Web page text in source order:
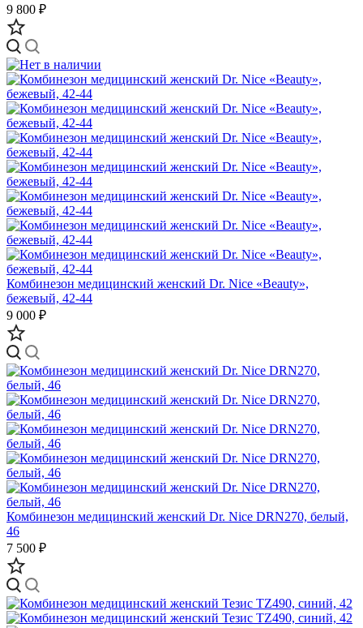
9 800 ₽
Комбинезон медицинский женский Dr. Nice «Beauty»,
бежевый, 42-44
9 000 ₽
Комбинезон медицинский женский Dr. Nice DRN270, белый,
46
7 500 ₽